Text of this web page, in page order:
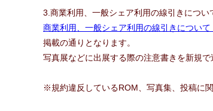
3.商業利用、一般シェア利用の線引きについ
商業利用、一般シェア利用の線引きについて
掲載の通りとなります。
写真展などに出展する際の注意書きを新規
※規約違反しているROM、写真集、投稿に